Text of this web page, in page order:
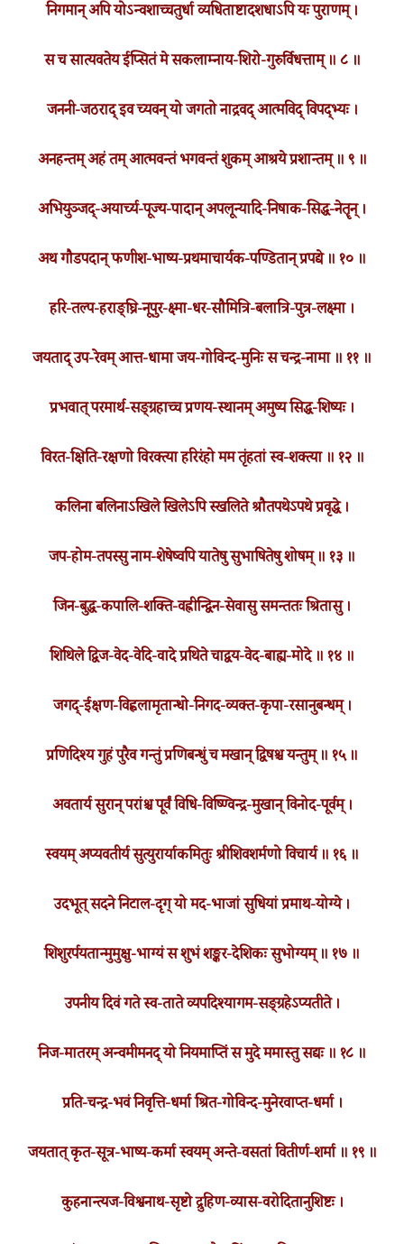
निगमान् अपि योऽन्वशाच्चतुर्धा व्यधिताष्टादशधाऽपि यः पुराणम् ।
स च सात्यवतेय ईप्सितं मे सकलाम्नाय-शिरो-गुरुर्विधत्ताम् ॥ ८ ॥
जननी-जठराद् इव च्यवन् यो जगतो नाद्रवद् आत्मविद् विपद्भ्यः ।
अनहन्तम् अहं तम् आत्मवन्तं भगवन्तं शुकम् आश्रये प्रशान्तम् ॥ ९ ॥
अभियुञ्जद्-अयार्च्य-पूज्य-पादान् अपलून्यादि-निषाक-सिद्ध-नेतॄन् ।
अथ गौडपदान् फणीश-भाष्य-प्रथमाचार्यक-पण्डितान् प्रपद्ये ॥ १० ॥
हरि-तल्प-हराङ्घ्रि-नूपुर-क्ष्मा-धर-सौमित्रि-बलात्रि-पुत्र-लक्ष्मा ।
जयताद् उप-रेवम् आत्त-धामा जय-गोविन्द-मुनिः स चन्द्र-नामा ॥ ११ ॥
प्रभवात् परमार्थ-सङ्ग्रहाच्च प्रणय-स्थानम् अमुष्य सिद्ध-शिष्यः ।
विरत-क्षिति-रक्षणो विरक्त्या हरिरंहो मम तृंहतां स्व-शक्त्या ॥ १२ ॥
कलिना बलिनाऽखिले खिलेऽपि स्खलिते श्रौतपथेऽपथे प्रवृद्धे ।
जप-होम-तपस्सु नाम-शेषेष्वपि यातेषु सुभाषितेषु शोषम् ॥ १३ ॥
जिन-बुद्ध-कपालि-शक्ति-वह्नीन्द्विन-सेवासु समन्ततः श्रितासु ।
शिथिले द्विज-वेद-वेदि-वादे प्रथिते चाद्वय-वेद-बाह्य-मोदे ॥ १४ ॥
जगद्-ईक्षण-विह्वलामृतान्धो-निगद-व्यक्त-कृपा-रसानुबन्धम् ।
प्रणिदिश्य गुहं पुरैव गन्तुं प्रणिबन्धुं च मखान् द्विषश्च यन्तुम् ॥ १५ ॥
अवतार्य सुरान् परांश्च पूर्वं विधि-विष्ण्विन्द्र-मुखान् विनोद-पूर्वम् ।
स्वयम् अप्यवतीर्य सुत्युरार्याकमितुः श्रीशिवशर्मणो विचार्य ॥ १६ ॥
उदभूत् सदने निटाल-दृग् यो मद-भाजां सुधियां प्रमाथ-योग्ये ।
शिशुरर्पयतान्मुमुक्षु-भाग्यं स शुभं शङ्कर-देशिकः सुभोग्यम् ॥ १७ ॥
उपनीय दिवं गते स्व-ताते व्यपदिश्यागम-सङ्ग्रहेऽप्यतीते ।
निज-मातरम् अन्वमीमनद् यो नियमाप्तिं स मुदे ममास्तु सद्यः ॥ १८ ॥
प्रति-चन्द्र-भवं निवृत्ति-धर्मा श्रित-गोविन्द-मुनेरवाप्त-धर्मा ।
जयतात् कृत-सूत्र-भाष्य-कर्मा स्वयम् अन्ते-वसतां वितीर्ण-शर्मा ॥ १९ ॥
कुहनान्त्यज-विश्वनाथ-सृष्टो द्रुहिण-व्यास-वरोदितानुशिष्टः ।